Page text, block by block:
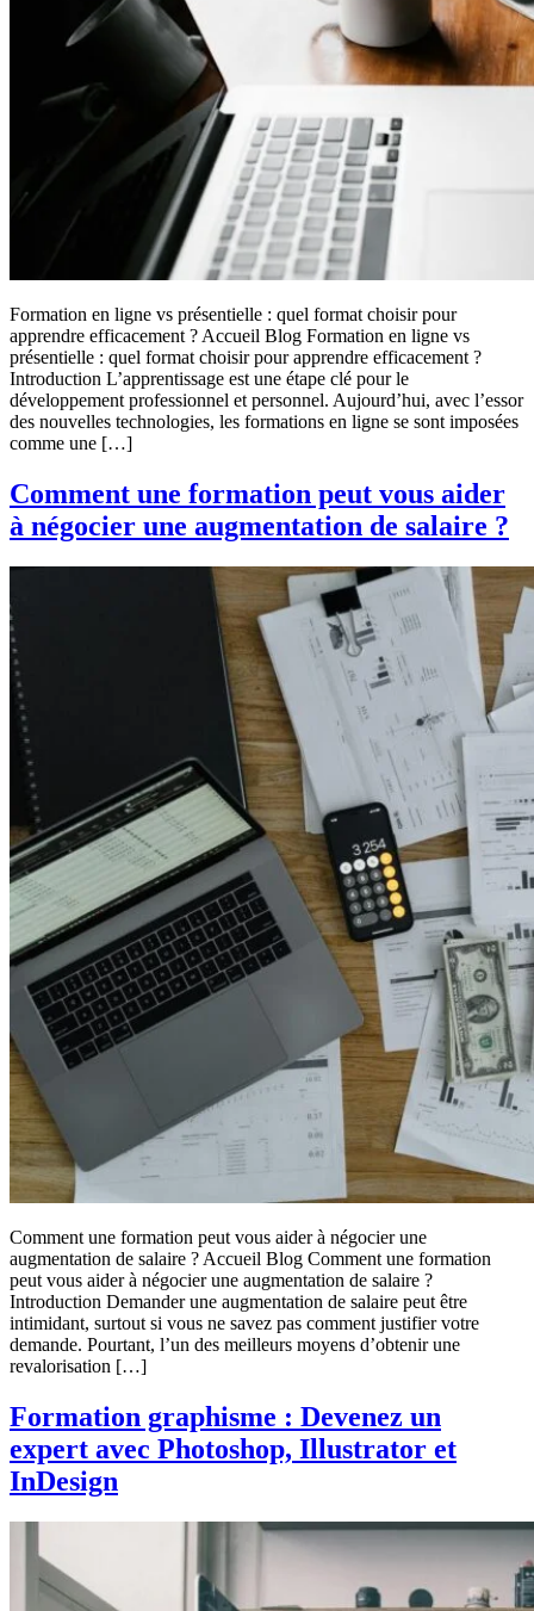
Formation en ligne vs présentielle : quel format choisir pour
apprendre efficacement ? Accueil Blog Formation en ligne vs
présentielle : quel format choisir pour apprendre efficacement ?
Introduction L’apprentissage est une étape clé pour le
développement professionnel et personnel. Aujourd’hui, avec l’essor
des nouvelles technologies, les formations en ligne se sont imposées
comme une […]
Comment une formation peut vous aider
à négocier une augmentation de salaire ?
Comment une formation peut vous aider à négocier une
augmentation de salaire ? Accueil Blog Comment une formation
peut vous aider à négocier une augmentation de salaire ?
Introduction Demander une augmentation de salaire peut être
intimidant, surtout si vous ne savez pas comment justifier votre
demande. Pourtant, l’un des meilleurs moyens d’obtenir une
revalorisation […]
Formation graphisme : Devenez un
expert avec Photoshop, Illustrator et
InDesign